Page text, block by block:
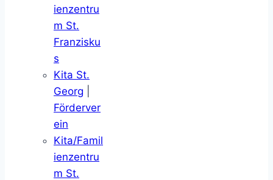
ienzentru
m St.
Franzisku
s
Kita St.
Georg
Förderver
ein
Kita/Famil
ienzentru
m St.